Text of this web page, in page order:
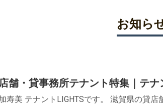
お知ら
舗・貸事務所テナント特集｜テナ
寿美 テナントLIGHTSです。 滋賀県の貸店